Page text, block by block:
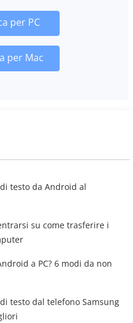
per PC
per Mac
testo da Android al
su come trasferire i
a PC? 6 modi da non
testo dal telefono Samsung